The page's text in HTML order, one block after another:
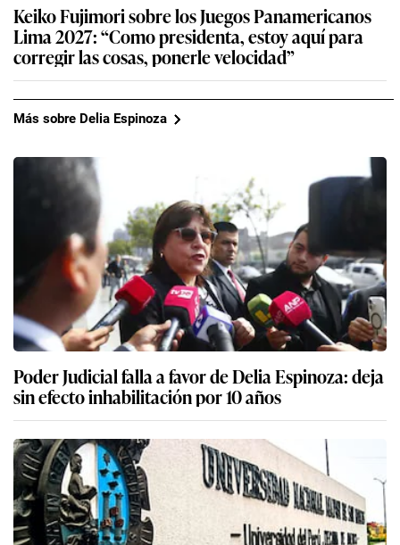
Keiko Fujimori sobre los Juegos Panamericanos
Lima 2027: “Como presidenta, estoy aquí para
corregir las cosas, ponerle velocidad”
Más sobre Delia Espinoza
Poder Judicial falla a favor de Delia Espinoza: deja
sin efecto inhabilitación por 10 años